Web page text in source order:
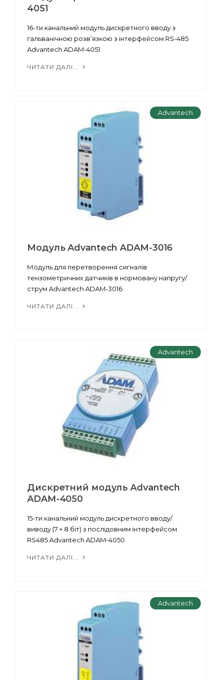
4051
16-ти канальний модуль дискретного вводу з
гальванічною розв’язкою з інтерфейсом RS-485
Advantech ADAM-4051
ЧИТАТИ ДАЛІ...
Advantech
Модуль Advantech ADAM-3016
Модуль для перетворення сигналів
тензометричних датчиків в нормовану напругу/
струм Advantech ADAM-3016
ЧИТАТИ ДАЛІ...
Advantech
Дискретний модуль Advantech
ADAM-4050
15-ти канальний модуль дискретного вводу/
виводу (7 + 8 біт) з послідовним інтерфейсом
RS485 Advantech ADAM-4050
ЧИТАТИ ДАЛІ...
Advantech